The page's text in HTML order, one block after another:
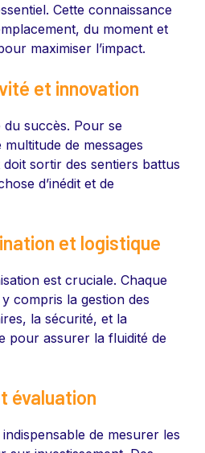
Cette connaissance
du moment et
maximiser l’impact.
et innovation
du succès. Pour se
de messages
sortir des sentiers battus
d’inédit et de
et logistique
est cruciale. Chaque
compris la gestion des
la sécurité, et la
pour assurer la fluidité de
évaluation
de mesurer les